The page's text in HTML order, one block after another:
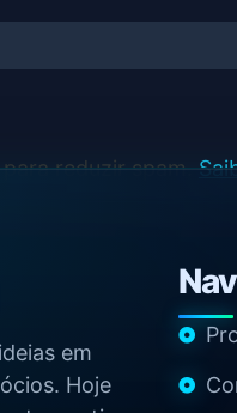
reduzir spam.
em
Hoje